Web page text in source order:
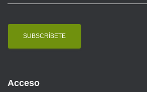
m
Acceso